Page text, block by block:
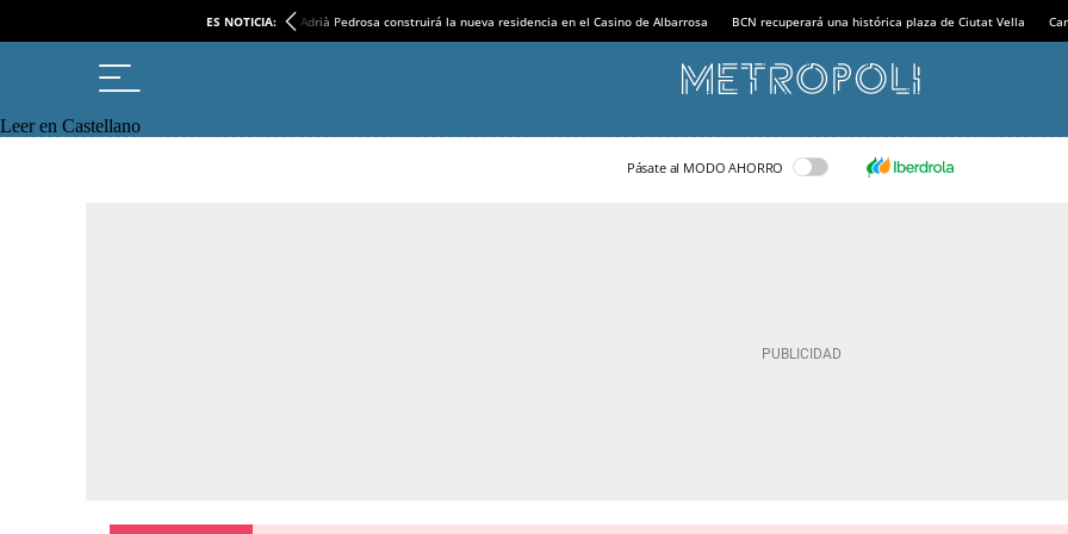
ES NOTICIA: Adrià Pedrosa construirá la nueva residencia en el Casino de Albarrosa BCN recuperará una histórica plaza de Ciutat Vella
Leer en Castellano
Pásate al MODO AHORRO